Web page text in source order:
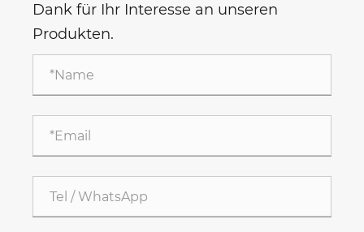
Dank für Ihr Interesse an unseren
Produkten.